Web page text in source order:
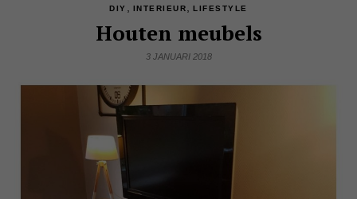
DIY INTERIEUR ,LIFESTYLE
Houten meubels
3 JANUARI 2018